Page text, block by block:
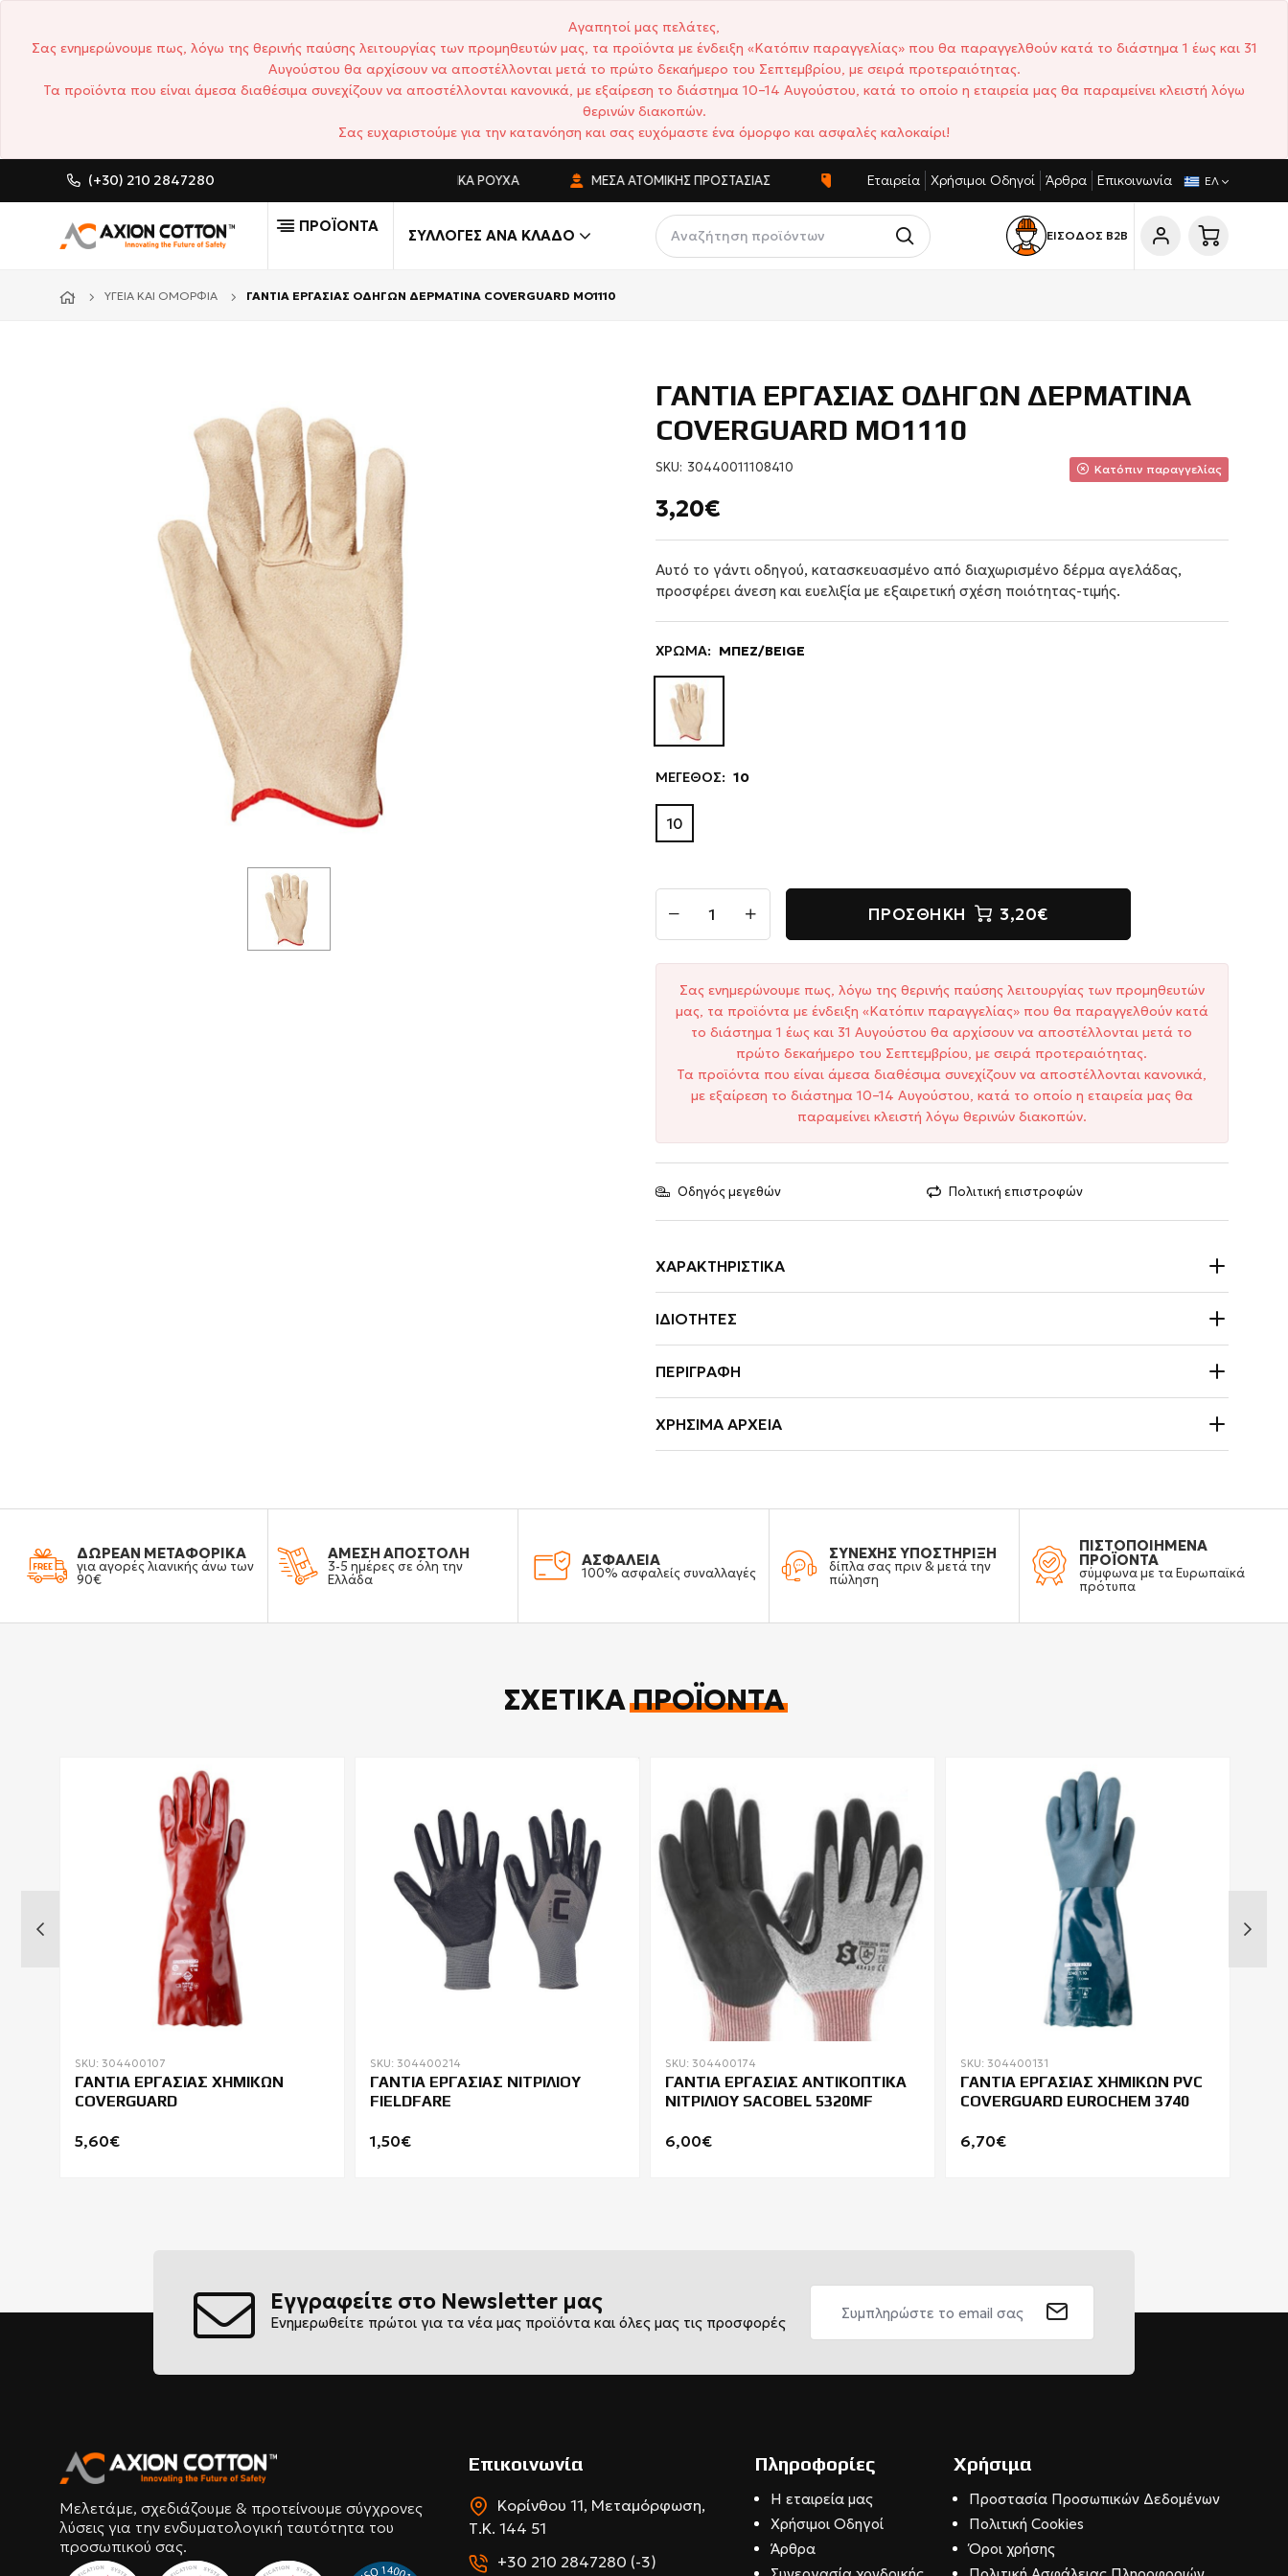
Αγαπητοί μας πελάτες,
Σας ενημερώνουμε πως, λόγω της θερινής παύσης λειτουργίας των προμηθευτών μας, τα προϊόντα με ένδειξη «Κατόπιν παραγγελίας» που θα παραγγελθούν κατά το διάστημα 1 έως και 31
Αυγούστου θα αρχίσουν να αποστέλλονται μετά το πρώτο δεκαήμερο του Σεπτεμβρίου, με σειρά προτεραιότητας.
Τα προϊόντα που είναι άμεσα διαθέσιμα συνεχίζουν να αποστέλλονται κανονικά, με εξαίρεση το διάστημα 10–14 Αυγούστου, κατά το οποίο η εταιρεία μας θα παραμείνει κλειστή λόγω
θερινών διακοπών.
Σας ευχαριστούμε για την κατανόηση και σας ευχόμαστε ένα όμορφο και ασφαλές καλοκαίρι!
(+30) 210 2847280 CUSTOM MADE ΕΠΑΓΓΕΛΜΑΤΙΚΆ ΡΟΎΧΑ ΜΈΣΑ ΑΤΟΜΙΚΉΣ ΠΡΟΣΤΑΣΊΑΣ ΑΝΤΑΓΩΝΙΣΤΙΚΈΣ ΤΙΜΈΣ ΣΎΝΤΟΜΟΙ ΧΡΌΝΟΙ ΠΑΡΆΔΟΣΗΣ
Εταιρεία Χρήσιμοι Οδηγοί Άρθρα Επικοινωνία ΕΛ
ΠΡΟΪΟΝΤΑ
ΣΥΛΛΟΓΈΣ ΑΝΆ ΚΛΆΔΟ ΕΙΣΟΔΟΣ Β2Β
ΥΓΕΊΑ ΚΑΙ ΟΜΟΡΦΙΆ ΓΑΝΤΙΑ ΕΡΓΑΣΙΑΣ ΟΔΗΓΩΝ ΔΕΡΜΑΤΙΝΑ COVERGUARD MO1110
ΓΑΝΤΙΑ ΕΡΓΑΣΙΑΣ ΟΔΗΓΩΝ ΔΕΡΜΑΤΙΝΑ
COVERGUARD MO1110
SKU: 30440011108410 Κατόπιν παραγγελίας
3,20€
Αυτό το γάντι οδηγού, κατασκευασμένο από διαχωρισμένο δέρμα αγελάδας,
προσφέρει άνεση και ευελιξία με εξαιρετική σχέση ποιότητας-τιμής.
ΧΡΩΜΑ: ΜΠΕΖ/BEIGE
ΜΕΓΕΘΟΣ: 10
10
ΠΡΟΣΘΉΚΗ 3,20€
Σας ενημερώνουμε πως, λόγω της θερινής παύσης λειτουργίας των προμηθευτών
μας, τα προϊόντα με ένδειξη «Κατόπιν παραγγελίας» που θα παραγγελθούν κατά
το διάστημα 1 έως και 31 Αυγούστου θα αρχίσουν να αποστέλλονται μετά το
πρώτο δεκαήμερο του Σεπτεμβρίου, με σειρά προτεραιότητας.
Τα προϊόντα που είναι άμεσα διαθέσιμα συνεχίζουν να αποστέλλονται κανονικά,
με εξαίρεση το διάστημα 10–14 Αυγούστου, κατά το οποίο η εταιρεία μας θα
παραμείνει κλειστή λόγω θερινών διακοπών.
Οδηγός μεγεθών Πολιτική επιστροφών
ΧΑΡΑΚΤΗΡΙΣΤΙΚΆ
ΙΔΙΌΤΗΤΕΣ
ΠΕΡΙΓΡΑΦΉ
ΧΡΉΣΙΜΑ ΑΡΧΕΊΑ
ΔΩΡΕΑΝ ΜΕΤΑΦΟΡΙΚΑ
για αγορές λιανικής άνω των
90€
ΑΜΕΣΗ ΑΠΟΣΤΟΛΗ
3-5 ημέρες σε όλη την
Ελλάδα
ΑΣΦΑΛΕΙΑ
100% ασφαλείς συναλλαγές
ΣΥΝΕΧΗΣ ΥΠΟΣΤΗΡΙΞΗ
δίπλα σας πριν & μετά την
πώληση
ΠΙΣΤΟΠΟΙΗΜΕΝΑ
ΠΡΟΪΟΝΤΑ
σύμφωνα με τα Ευρωπαϊκά
πρότυπα
ΣΧΕΤΙΚΆΠΡΟΪΌΝΤΑ
SKU: 304400107
ΓΑΝΤΙΑ ΕΡΓΑΣΙΑΣ ΧΗΜΙΚΩΝ
COVERGUARD
5,60€
SKU: 304400214
ΓΑΝΤΙΑ ΕΡΓΑΣΙΑΣ ΝΙΤΡΙΛΙΟΥ
FIELDFARE
1,50€
SKU: 304400174
ΓΑΝΤΙΑ ΕΡΓΑΣΙΑΣ ΑΝΤΙΚΟΠΤΙΚΑ
ΝΙΤΡΙΛΙΟΥ SACOBEL 5320MF
6,00€
SKU: 304400131
ΓΑΝΤΙΑ ΕΡΓΑΣΙΑΣ ΧΗΜΙΚΩΝ PVC
COVERGUARD EUROCHEM 3740
6,70€
Εγγραφείτε στο Newsletter μας
Ενημερωθείτε πρώτοι για τα νέα μας προϊόντα και όλες μας τις προσφορές
Μελετάμε, σχεδιάζουμε & προτείνουμε σύγχρονες
λύσεις για την ενδυματολογική ταυτότητα του
προσωπικού σας.
Επικοινωνία
Κορίνθου 11, Μεταμόρφωση,
Τ.Κ. 144 51
+30 210 2847280 (-3)
Πληροφορίες
Η εταιρεία μας
Χρήσιμοι Οδηγοί
Άρθρα
Χρήσιμα
Προστασία Προσωπικών Δεδομένων
Πολιτική Cookies
Όροι χρήσης